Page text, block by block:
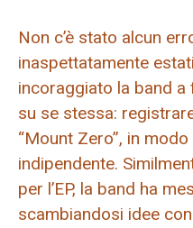
Non c’è stato alcun
inaspettatamente
incoraggiato la band a
su se stessa:
“Mount Zero”, in
indipendente.
per l’EP, la band ha
scambiandosi idee